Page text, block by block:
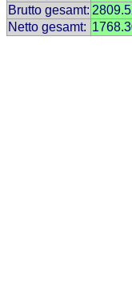
Brutto gesamt:
Netto gesamt: